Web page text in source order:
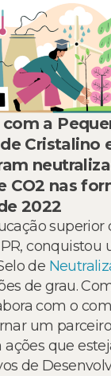
a
Cristalino
CO2 nas
2022
superior
de
de grau.
com o
um
que
de